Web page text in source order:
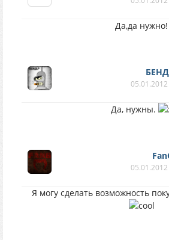
Да,да нужно!
Да, нужны.
Я могу сделать возможность